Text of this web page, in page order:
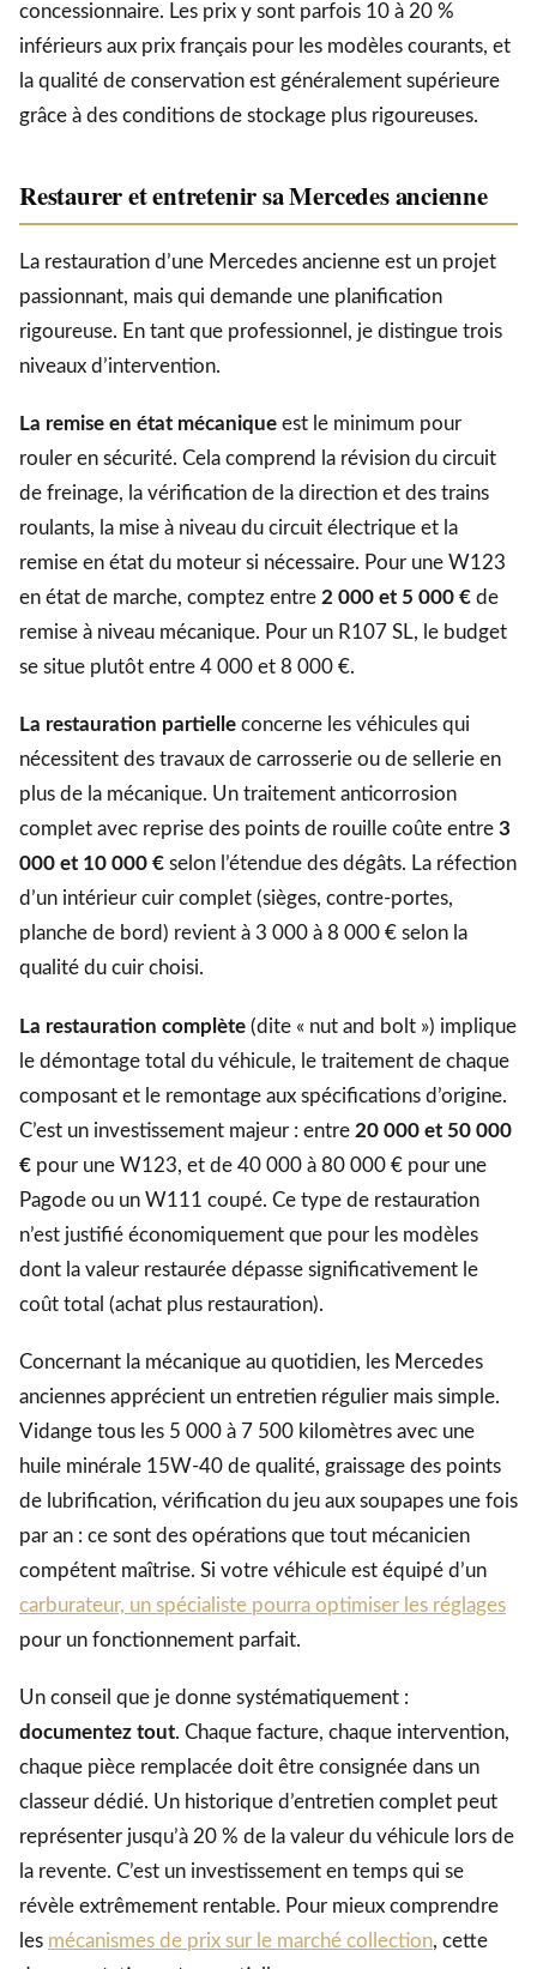
concessionnaire. Les prix y sont parfois 10 à 20 %
inférieurs aux prix français pour les modèles courants, et
la qualité de conservation est généralement supérieure
grâce à des conditions de stockage plus rigoureuses.
Restaurer et entretenir sa Mercedes ancienne
La restauration d’une Mercedes ancienne est un projet
passionnant, mais qui demande une planification
rigoureuse. En tant que professionnel, je distingue trois
niveaux d’intervention.
La remise en état mécanique est le minimum pour
rouler en sécurité. Cela comprend la révision du circuit
de freinage, la vérification de la direction et des trains
roulants, la mise à niveau du circuit électrique et la
remise en état du moteur si nécessaire. Pour une W123
en état de marche, comptez entre 2 000 et 5 000 € de
remise à niveau mécanique. Pour un R107 SL, le budget
se situe plutôt entre 4 000 et 8 000 €.
La restauration partielle concerne les véhicules qui
nécessitent des travaux de carrosserie ou de sellerie en
plus de la mécanique. Un traitement anticorrosion
complet avec reprise des points de rouille coûte entre 3
000 et 10 000 € selon l’étendue des dégâts. La réfection
d’un intérieur cuir complet (sièges, contre-portes,
planche de bord) revient à 3 000 à 8 000 € selon la
qualité du cuir choisi.
La restauration complète (dite « nut and bolt ») implique
le démontage total du véhicule, le traitement de chaque
composant et le remontage aux spécifications d’origine.
C’est un investissement majeur : entre 20 000 et 50 000
€ pour une W123, et de 40 000 à 80 000 € pour une
Pagode ou un W111 coupé. Ce type de restauration
n’est justifié économiquement que pour les modèles
dont la valeur restaurée dépasse significativement le
coût total (achat plus restauration).
Concernant la mécanique au quotidien, les Mercedes
anciennes apprécient un entretien régulier mais simple.
Vidange tous les 5 000 à 7 500 kilomètres avec une
huile minérale 15W-40 de qualité, graissage des points
de lubrification, vérification du jeu aux soupapes une fois
par an : ce sont des opérations que tout mécanicien
compétent maîtrise. Si votre véhicule est équipé d’un
carburateur, un spécialiste pourra optimiser les réglages
pour un fonctionnement parfait.
Un conseil que je donne systématiquement :
documentez tout. Chaque facture, chaque intervention,
chaque pièce remplacée doit être consignée dans un
classeur dédié. Un historique d’entretien complet peut
représenter jusqu’à 20 % de la valeur du véhicule lors de
la revente. C’est un investissement en temps qui se
révèle extrêmement rentable. Pour mieux comprendre
les mécanismes de prix sur le marché collection, cette